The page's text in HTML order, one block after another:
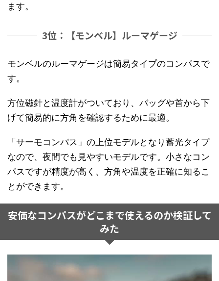
ます。
3位：【モンベル】ルーマゲージ
モンベルのルーマゲージは簡易タイプのコンパスで
す。
方位磁針と温度計がついており、バッグや首から下
げて簡易的に方角を確認するために最適。
「サーモコンパス」の上位モデルとなり蓄光タイプ
なので、夜間でも見やすいモデルです。小さなコン
パスですが精度が高く、方角や温度を正確に知るこ
とができます。
安価なコンパスがどこまで使えるのか検証して
みた